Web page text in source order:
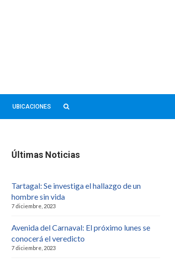
UBICACIONES
Últimas Noticias
Tartagal: Se investiga el hallazgo de un
hombre sin vida
7 diciembre, 2023
Avenida del Carnaval: El próximo lunes se
conocerá el veredicto
7 diciembre, 2023